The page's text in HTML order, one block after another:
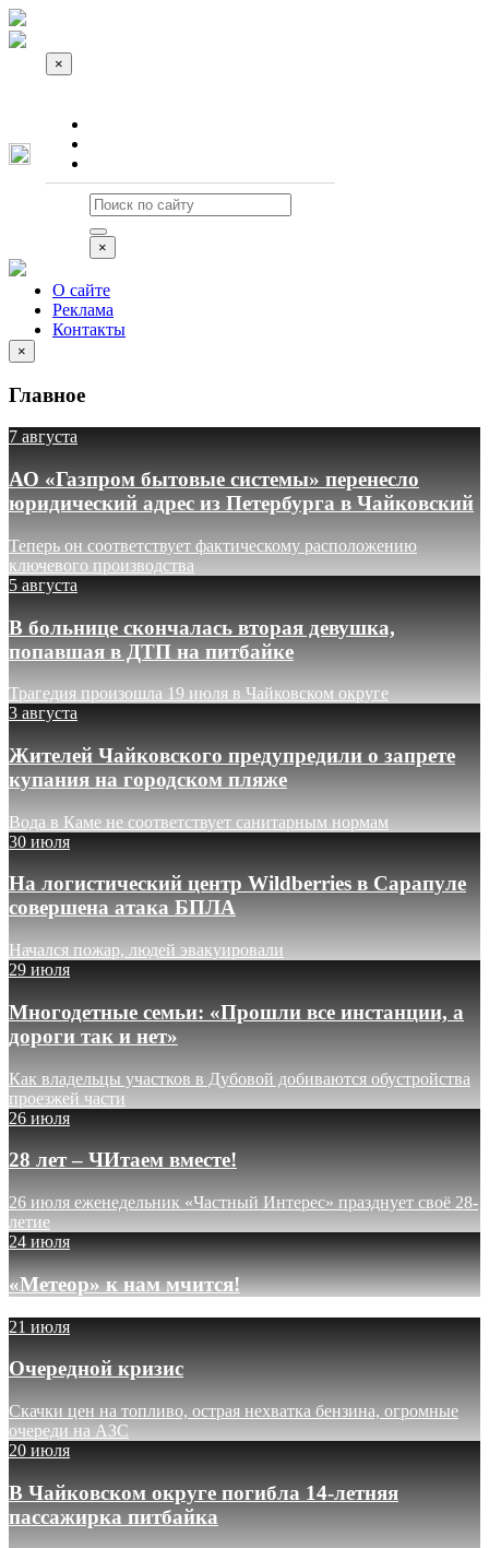
×
×
О сайте
Реклама
Контакты
×
Главное
7 августа
АО «Газпром бытовые системы» перенесло
юридический адрес из Петербурга в Чайковский
Теперь он соответствует фактическому расположению
ключевого производства
5 августа
В больнице скончалась вторая девушка,
попавшая в ДТП на питбайке
Трагедия произошла 19 июля в Чайковском округе
3 августа
Жителей Чайковского предупредили о запрете
купания на городском пляже
Вода в Каме не соответствует санитарным нормам
30 июля
На логистический центр Wildberries в Сарапуле
совершена атака БПЛА
Начался пожар, людей эвакуировали
29 июля
Многодетные семьи: «Прошли все инстанции, а
дороги так и нет»
Как владельцы участков в Дубовой добиваются обустройства
проезжей части
26 июля
28 лет – ЧИтаем вместе!
26 июля еженедельник «Частный Интерес» празднует своё 28-
летие
24 июля
«Метеор» к нам мчится!
21 июля
Очередной кризис
Скачки цен на топливо, острая нехватка бензина, огромные
очереди на АЗС
20 июля
В Чайковском округе погибла 14-летняя
пассажирка питбайка